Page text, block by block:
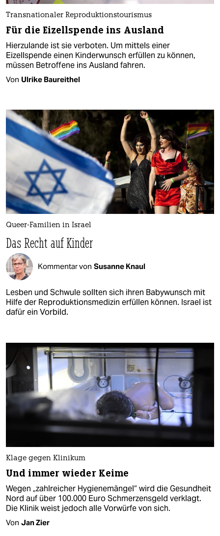
Transnationaler Reproduktionstourismus
Für die Eizellspende ins Ausland
Hierzulande ist sie verboten. Um mittels einer
Eizellspende einen Kinderwunsch erfüllen zu können,
müssen Betroffene ins Ausland fahren.
Von Ulrike Baureithel
Queer-Familien in Israel
Das Recht auf Kinder
Kommentar von Susanne Knaul
Lesben und Schwule sollten sich ihren Babywunsch mit
Hilfe der Reproduktionsmedizin erfüllen können. Israel ist
dafür ein Vorbild.
Klage gegen Klinikum
Und immer wieder Keime
Wegen „zahlreicher Hygienemängel“ wird die Gesundheit
Nord auf über 100.000 Euro Schmerzensgeld verklagt.
Die Klinik weist jedoch alle Vorwürfe von sich.
Von Jan Zier